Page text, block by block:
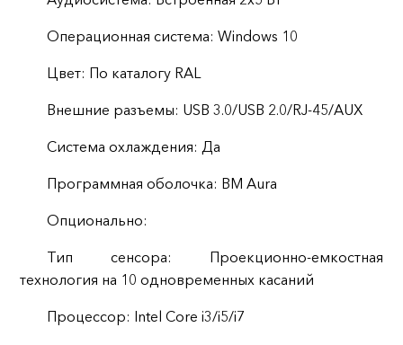
Операционная система: Windows 10
Цвет: По каталогу RAL
Внешние разъемы: USB 3.0/USB 2.0/RJ-45/AUX
Система охлаждения: Да
Программнaя oбoлочка: BM Aura
Опционально:
Тип сенсора: Проекционно-емкостная
технология на 10 одновременных касаний
Процессор: Intel Core i3/i5/i7